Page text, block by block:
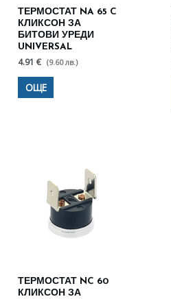
ТЕРМОСТАТ NA 65 C
КЛИКСОН ЗА
БИТОВИ УРЕДИ
UNIVERSAL
4.91 € (9.60 лв.)
ОЩЕ
ТЕРМОСТАТ NC 60
КЛИКСОН ЗА